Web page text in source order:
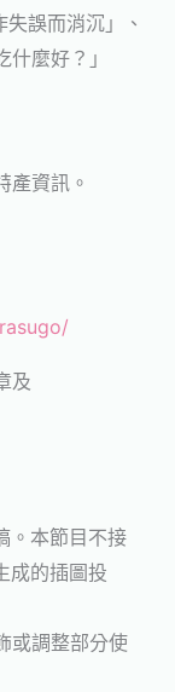
誤而消沉」、
麼好？」
產資訊。
及
。本節目不接
成的插圖投
或調整部分使